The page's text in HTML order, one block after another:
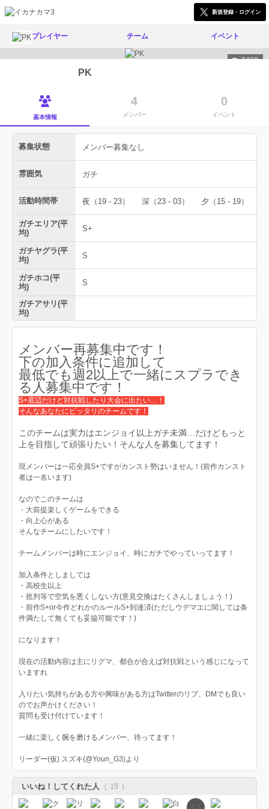
新規登録・ログイン
プレイヤー チーム イベント
2460
PK
基本情報
4
メンバー
0
イベント
募集状態 メンバー募集なし
雰囲気 ガチ
活動時間帯 夜（19 - 23） 深（23 - 03） 夕（15 - 19）
ガチエリア(平
均)
S+
ガチヤグラ(平
均)
S
ガチホコ(平
均)
S
ガチアサリ(平
均)
メンバー再募集中です！
下の加入条件に追加して
最低でも週2以上で一緒にスプラでき
る人募集中です！
S+底辺だけど対抗戦したり大会に出たい…！
そんなあなたにピッタリのチームです！
このチームは実力はエンジョイ以上ガチ未満…だけどもっと
上を目指して頑張りたい！そんな人を募集してます！
現メンバーは一応全員S+ですがカンスト勢はいません！(前作カンスト
者は一名います)
なのでこのチームは
・大前提楽しくゲームをできる
・向上心がある
そんなチームにしたいです！
チームメンバーは時にエンジョイ、時にガチでやっていってます！
加入条件としましては
・高校生以上
・批判等で空気を悪くしない方(意見交換はたくさんしましょう！)
・前作S+or今作どれかのルールS+到達済(ただしウデマエに関しては条
件満たして無くても妥協可能です！)
になります！
現在の活動内容は主にリグマ、都合が合えば対抗戦という感じになって
いますれ
入りたい気持ちがある方や興味がある方はTwitterのリプ、DMでも良い
のでお声かけください！
質問も受け付けています！
一緒に楽しく腕を磨けるメンバー、待ってます！
リーダー(仮) スズキ(@Youn_G3)より
いいね！してくれた人 （ 19 ）